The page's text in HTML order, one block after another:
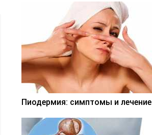
Пиодермия: симптомы и лечение